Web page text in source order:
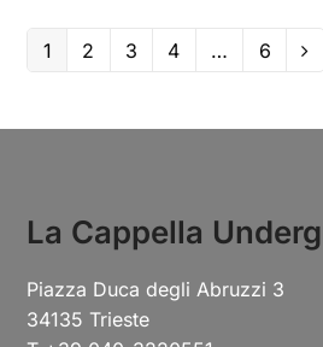
1 2 3 4 … 6
La Cappella
Piazza Duca degli Abruzzi 3
34135 Trieste